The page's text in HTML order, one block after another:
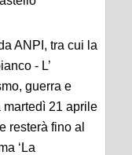
ANPI, tra cui la
- L’
guerra e
martedì 21 aprile
resterà fino al
‘La